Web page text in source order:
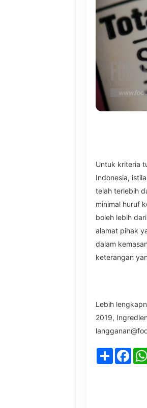
Untuk kriteria
Indonesia,
telah terlebih
minimal huruf
boleh lebih
alamat pihak
dalam
keterangan
Lebih
2019,
Share